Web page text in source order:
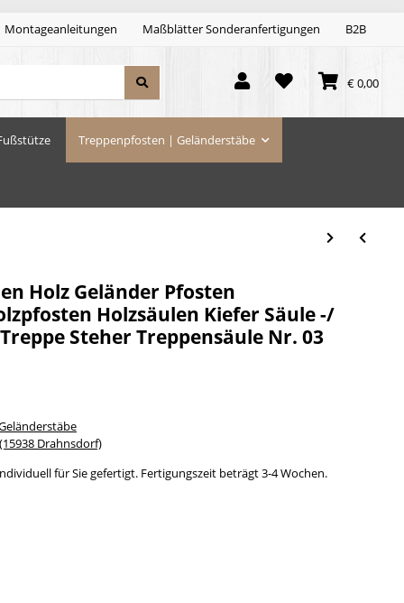
Montageanleitungen Maßblätter Sonderanfertigungen B2B
€ 0,00
Treppenpfosten | Geländerstäbe
Holz Geländer Pfosten
Holzsäulen Kiefer Säule -/
Steher Treppensäule Nr. 03
Drahnsdorf)
für Sie gefertigt. Fertigungszeit beträgt 3-4 Wochen.